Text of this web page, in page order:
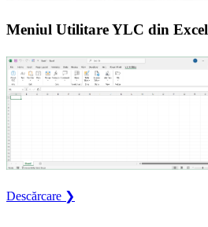
Meniul Utilitare YLC din Excel
Descărcare ❯